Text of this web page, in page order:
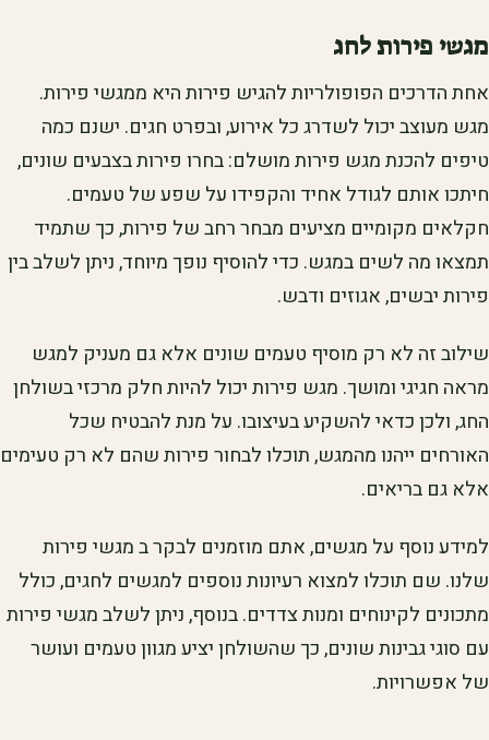
מגשי פירות לחג
אחת הדרכים הפופולריות להגיש פירות היא ממגשי פירות.
מגש מעוצב יכול לשדרג כל אירוע, ובפרט חגים. ישנם כמה
טיפים להכנת מגש פירות מושלם: בחרו פירות בצבעים שונים,
חיתכו אותם לגודל אחיד והקפידו על שפע של טעמים.
חקלאים מקומיים מציעים מבחר רחב של פירות, כך שתמיד
תמצאו מה לשים במגש. כדי להוסיף נופך מיוחד, ניתן לשלב בין
פירות יבשים, אגוזים ודבש.
שילוב זה לא רק מוסיף טעמים שונים אלא גם מעניק למגש
מראה חגיגי ומושך. מגש פירות יכול להיות חלק מרכזי בשולחן
החג, ולכן כדאי להשקיע בעיצובו. על מנת להבטיח שכל
האורחים ייהנו מהמגש, תוכלו לבחור פירות שהם לא רק טעימים
אלא גם בריאים.
למידע נוסף על מגשים, אתם מוזמנים לבקר ב מגשי פירות
שלנו. שם תוכלו למצוא רעיונות נוספים למגשים לחגים, כולל
מתכונים לקינוחים ומנות צדדים. בנוסף, ניתן לשלב מגשי פירות
עם סוגי גבינות שונים, כך שהשולחן יציע מגוון טעמים ועושר
של אפשרויות.